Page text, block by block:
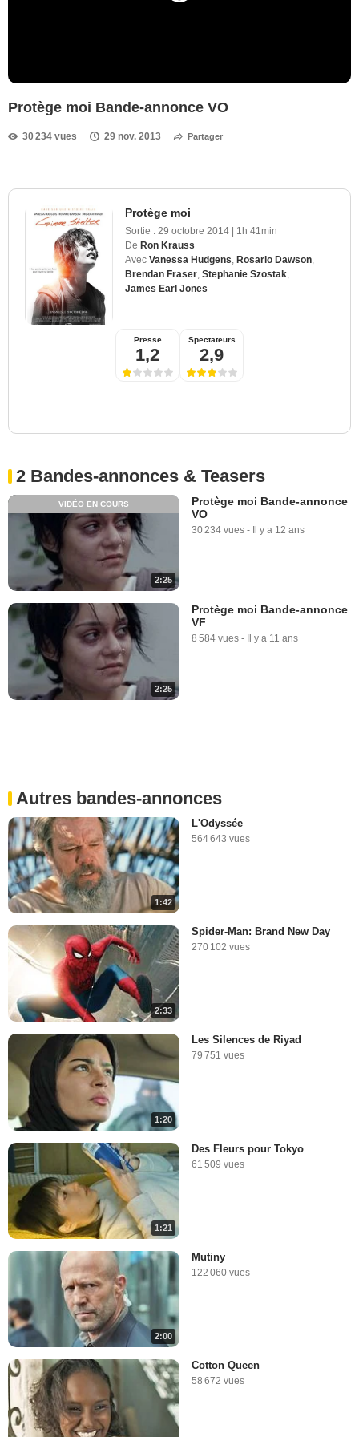
Protège moi Bande-annonce VO
30 234 vues 29 nov. 2013 Partager
Protège moi
Sortie : 29 octobre 2014 | 1h 41min
De Ron Krauss
Avec Vanessa Hudgens Rosario Dawson
Brendan Fraser Stephanie Szostak
James Earl Jones
Presse
1,2
Spectateurs
2,9
2 Bandes-annonces & Teasers
2:25
VIDÉO EN COURS
Protège moi Bande-annonce
VO
30 234 vues - Il y a 12 ans
2:25
Protège moi Bande-annonce
VF
8 584 vues - Il y a 11 ans
Autres bandes-annonces
1:42
L'Odyssée
564 643 vues
2:33
Spider-Man: Brand New Day
270 102 vues
1:20
Les Silences de Riyad
79 751 vues
1:21
Des Fleurs pour Tokyo
61 509 vues
2:00
Mutiny
122 060 vues
Cotton Queen
58 672 vues